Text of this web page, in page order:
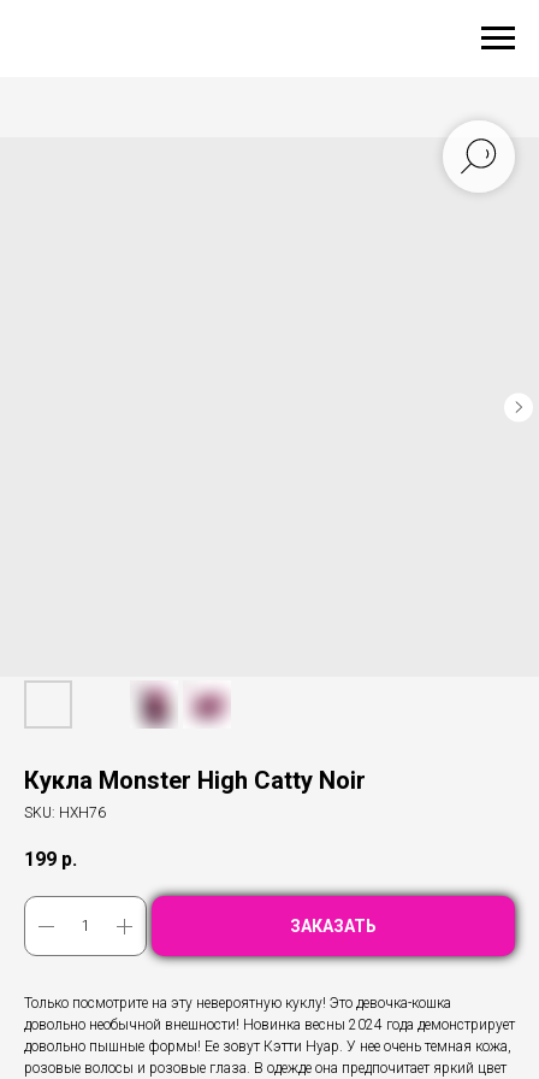
Кукла Monster High Catty Noir
SKU: HXH76
199 р.
ЗАКАЗАТЬ
Только посмотрите на эту невероятную куклу! Это девочка-кошка
довольно необычной внешности! Новинка весны 2024 года демонстрирует
довольно пышные формы! Ее зовут Кэтти Нуар. У нее очень темная кожа,
розовые волосы и розовые глаза. В одежде она предпочитает яркий цвет